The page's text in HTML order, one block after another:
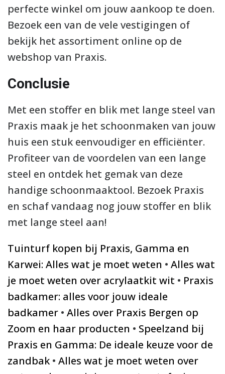
perfecte winkel om jouw aankoop te doen.
Bezoek een van de vele vestigingen of
bekijk het assortiment online op de
webshop van Praxis.
Conclusie
Met een stoffer en blik met lange steel van
Praxis maak je het schoonmaken van jouw
huis een stuk eenvoudiger en efficiënter.
Profiteer van de voordelen van een lange
steel en ontdek het gemak van deze
handige schoonmaaktool. Bezoek Praxis
en schaf vandaag nog jouw stoffer en blik
met lange steel aan!
Tuinturf kopen bij Praxis, Gamma en
Karwei: Alles wat je moet weten • Alles wat
je moet weten over acrylaatkit wit • Praxis
badkamer: alles voor jouw ideale
badkamer • Alles over Praxis Bergen op
Zoom en haar producten • Speelzand bij
Praxis en Gamma: De ideale keuze voor de
zandbak • Alles wat je moet weten over